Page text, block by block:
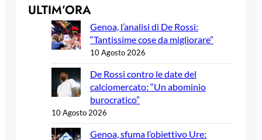
ULTIM’ORA
Genoa, l’analisi di De Rossi:
“Tantissime cose da migliorare”
10 Agosto 2026
De Rossi contro le date del
calciomercato: “Un abominio
burocratico”
10 Agosto 2026
Genoa, sfuma l’obiettivo Ure: